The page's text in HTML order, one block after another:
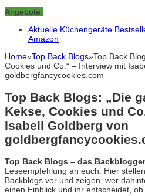
Angebote:
Aktuelle Küchengeräte
Amazon
Home»Top Back Blogs»Top Back
Cookies und Co.“ – Interview mit
goldbergfancycookies.com
Top Back Blogs: „Die
Kekse, Cookies und
Isabell Goldberg von
Top Back Blogs – das
Leseempfehlung an euch. Hier
Backblogs vor und zeigen, wer
einen Einblick und ihr entscheidet,